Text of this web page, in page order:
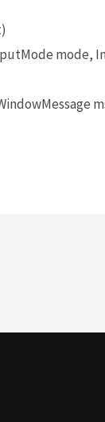
mode,